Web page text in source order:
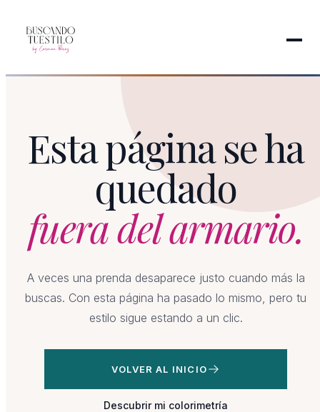
Esta página se ha
quedado
fuera del armario.
A veces una prenda desaparece justo cuando más la
buscas. Con esta página ha pasado lo mismo, pero tu
estilo sigue estando a un clic.
VOLVER AL INICIO
Descubrir mi colorimetría